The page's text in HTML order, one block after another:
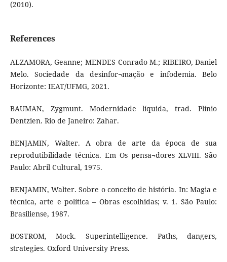
(2010).
References
ALZAMORA, Geanne; MENDES Conrado M.; RIBEIRO, Daniel
Melo. Sociedade da desinfor¬mação e infodemia. Belo
Horizonte: IEAT/UFMG, 2021.
BAUMAN, Zygmunt. Modernidade líquida, trad. Plínio
Dentzien. Rio de Janeiro: Zahar.
BENJAMIN, Walter. A obra de arte da época de sua
reprodutibilidade técnica. Em Os pensa¬dores XLVIII. São
Paulo: Abril Cultural, 1975.
BENJAMIN, Walter. Sobre o conceito de história. In: Magia e
técnica, arte e política – Obras escolhidas; v. 1. São Paulo:
Brasiliense, 1987.
BOSTROM, Mock. Superintelligence. Paths, dangers,
strategies. Oxford University Press.